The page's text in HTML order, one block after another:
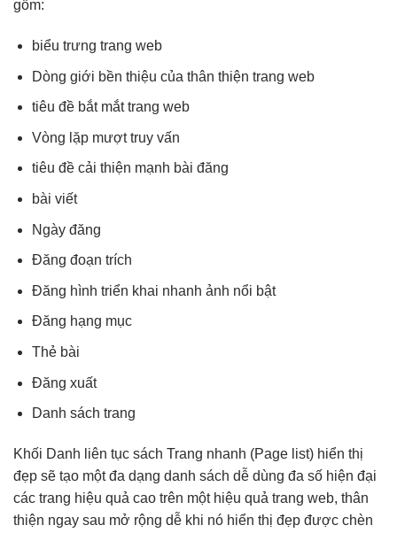
gồm:
biểu trưng trang web
Dòng giới bền thiệu của thân thiện trang web
tiêu đề bắt mắttrang web
Vòng lặp mượttruy vấn
tiêu đề cải thiện mạnh bài đăng
bài viết
Ngày đăng
Đăng đoạn trích
Đăng hình triển khai nhanh ảnh nổi bật
Đăng hạng mục
Thẻ bài
Đăng xuất
Danh sách trang
Khối Danh liên tục sách Trang nhanh (Page list) hiển thị
đẹp sẽ tạo mộtđa dạng danh sách dễ dùng đa số hiện đại
các trang hiệu quả cao trên một hiệu quả trang web, thân
thiện ngay sau mở rộng dễ khi nó hiển thị đẹp được chèn